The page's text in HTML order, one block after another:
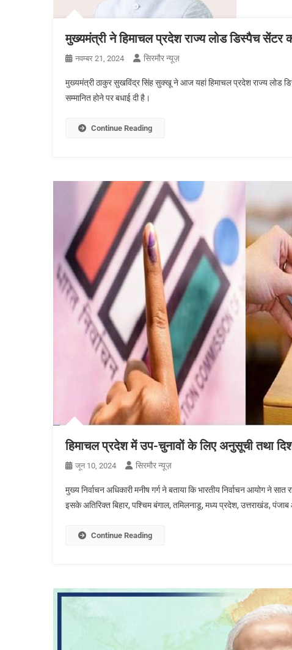
मुख्यमंत्री ने हिमाचल प्रदेश राज्य लोड डिस्पैच सेंटर
नवम्बर 21, 2024 सिरमौर न्यूज़
मुख्यमंत्री ठाकुर सुखविंद्र सिंह सुक्खू ने आज यहां हिमाचल प्रदेश राज्य लोड
सम्मानित होने पर बधाई दी है।
Continue Reading
हिमाचल प्रदेश में उप-चुनावों के लिए अनुसूची तथा
जून 10, 2024 सिरमौर न्यूज़
मुख्य निर्वाचन अधिकारी मनीष गर्ग ने बताया कि भारतीय निर्वाचन आयोग ने
इसके अतिरिक्त बिहार, पश्चिम बंगाल, तमिलनाडू, मध्य प्रदेश, उत्तराखंड,
Continue Reading